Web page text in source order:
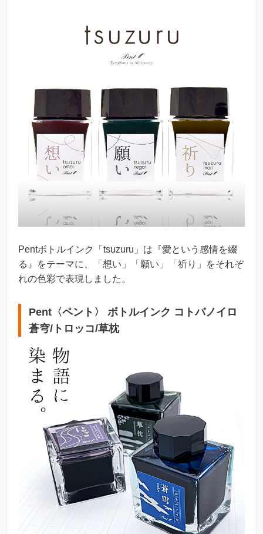
Pentボトルインク「tsuzuru」は『愛という感情を綴
る』をテーマに、「想い」「願い」「祈り」をそれぞ
れの色彩で表現しました。
Pent〈ペント〉 ボトルインク コトバノイロ
蒼穹/トロッコ/草枕